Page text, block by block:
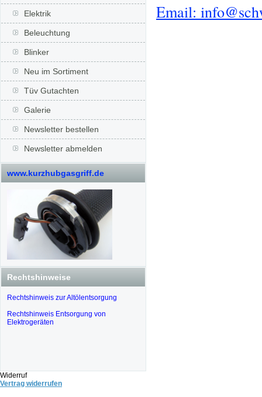
Elektrik
Beleuchtung
Blinker
Neu im Sortiment
Tüv Gutachten
Galerie
Newsletter bestellen
Newsletter abmelden
www.kurzhubgasgriff.de
Rechtshinweise
Rechtshinweis zur Altölentsorgung
Rechtshinweis Entsorgung von
Elektrogeräten
Widerruf
Vertrag widerrufen
Email: